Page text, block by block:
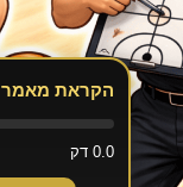
הקראת מאמר
0.0 דק